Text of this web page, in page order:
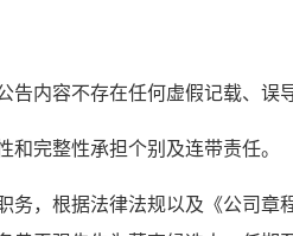
告内容不存在任何虚假记载、误
和完整性承担个别及连带责任。
务，根据法律法规以及《公司章